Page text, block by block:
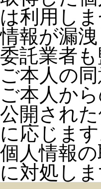
は利用しま
情報が漏
委託業者も
ご本人の
ご本人か
公開され
に応じます
個人情報
に対処しま